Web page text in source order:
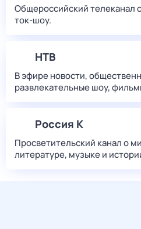
Общероссийский телеканал
ток-шоу.
НТВ
В эфире новости,
развлекательные шоу,
Россия К
Просветительский канал о
литературе, музыке и